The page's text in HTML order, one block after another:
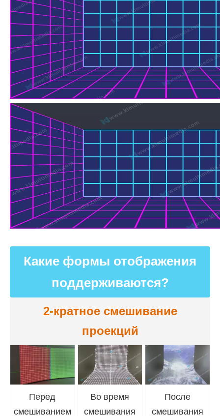
Какие формы отображения
поддерживаются?
2-кратное смешивание
проекций
Перед
смешиванием
Во время
смешивания
После
смешивания